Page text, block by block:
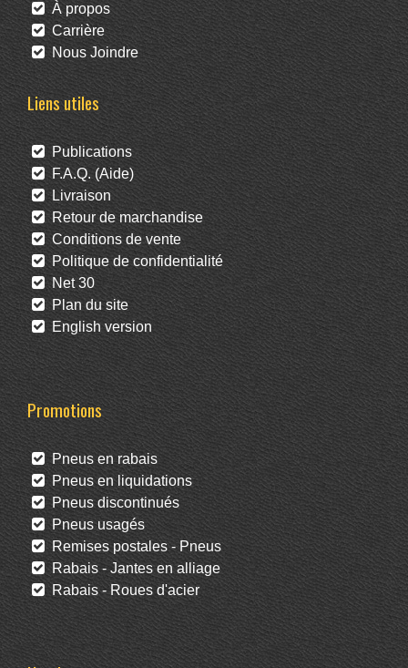
À propos
Carrière
Nous Joindre
Liens utiles
Publications
F.A.Q. (Aide)
Livraison
Retour de marchandise
Conditions de vente
Politique de confidentialité
Net 30
Plan du site
English version
Promotions
Pneus en rabais
Pneus en liquidations
Pneus discontinués
Pneus usagés
Remises postales - Pneus
Rabais - Jantes en alliage
Rabais - Roues d'acier